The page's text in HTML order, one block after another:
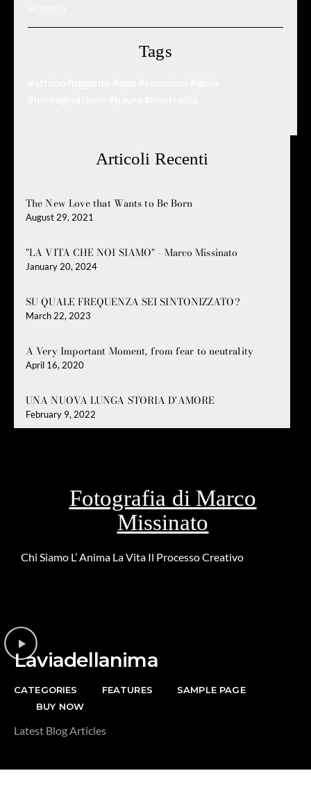
Tags
Articoli Recenti
The New Love that Wants to Be Born
August 29, 2021
"LA VITA CHE NOI SIAMO" - Marco Missinato
January 20, 2024
SU QUALE FREQUENZA SEI SINTONIZZATO?
March 22, 2023
A Very Important Moment, from fear to neutrality
April 16, 2020
UNA NUOVA LUNGA STORIA D'AMORE
February 9, 2022
Fotografia di Marco
Missinato
Chi Siamo L’ Anima La Vita Il Processo Creativo
Laviadellanima
CATEGORIES FEATURES
SAMPLE PAGE
BUY NOW
Latest Blog Articles